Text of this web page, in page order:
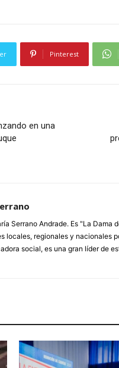
Pinterest
en una
Serrano Andrade. Es "La Dama
locales, regionales y nacionales
social, es una gran líder de